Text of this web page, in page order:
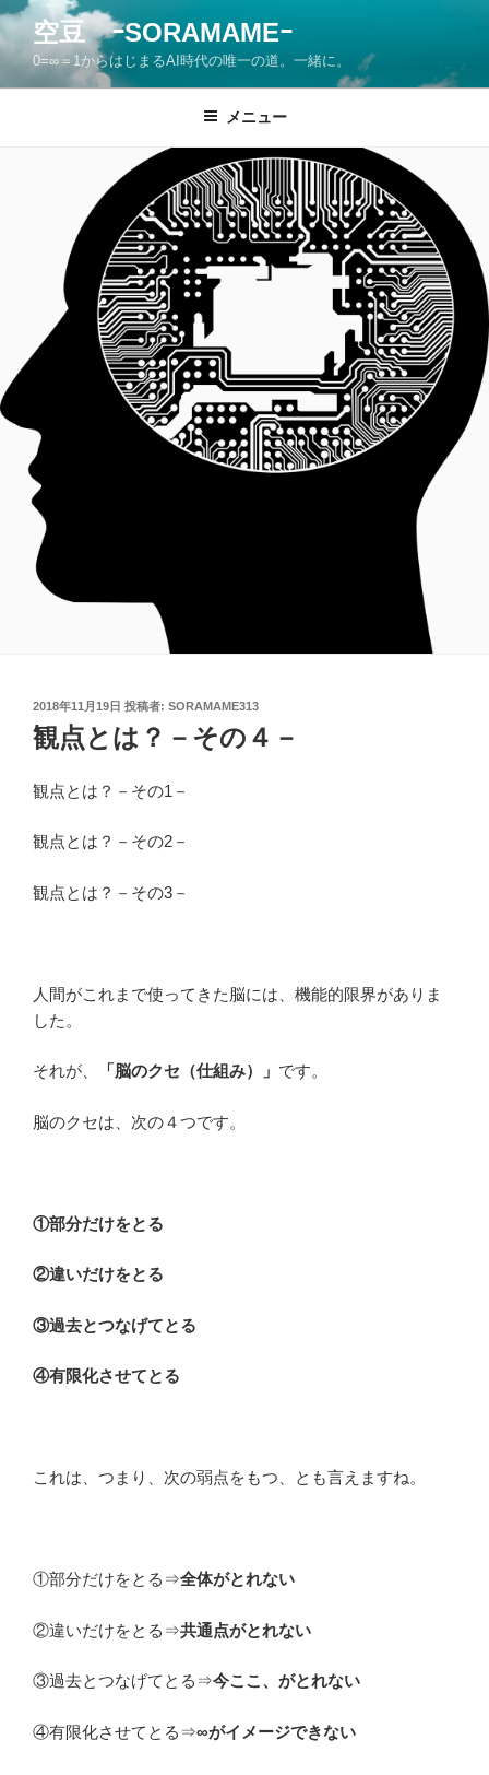
コ
ン
ン
空豆 ｰSORAMAMEｰ
0=∞＝1からはじまるAI時代の唯一の道。一緒に。
メニュー
投
稿
日:
2018年11月19日 投稿者: SORAMAME313
観点とは？－その４－
観点とは？－その1－
観点とは？－その2－
観点とは？－その3－
人間がこれまで使ってきた脳には、機能的限界がありま
した。
それが、 「脳のクセ（仕組み）」 です。
脳のクセは、次の４つです。
①部分だけをとる
②違いだけをとる
③過去とつなげてとる
④有限化させてとる
これは、つまり、次の弱点をもつ、とも言えますね。
①部分だけをとる⇒全体がとれない
②違いだけをとる⇒共通点がとれない
③過去とつなげてとる⇒今ここ、がとれない
④有限化させてとる⇒∞がイメージできない